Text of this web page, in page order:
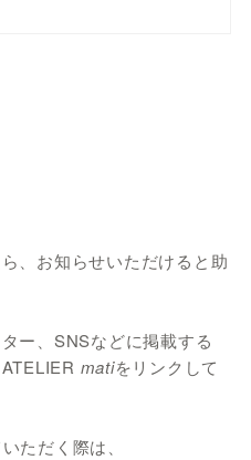
、お知らせいただけると助
ー、SNSなどに掲載する
matiをリンクして
ただく際は、